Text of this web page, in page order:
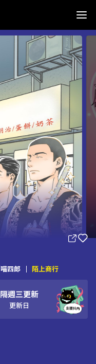
四郎 陌上商行
隔週三更新
更新日